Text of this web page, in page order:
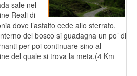
sale nel
Reali di
dove l’asfalto cede allo sterrato,
del bosco si guadagna un po’ di
per poi continuare sino al
del quale si trova la meta.(4 Km